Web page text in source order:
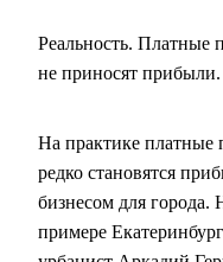
Реальность. Платные
не приносят прибыли.
На практике платные
редко становятся
бизнесом для города.
примере